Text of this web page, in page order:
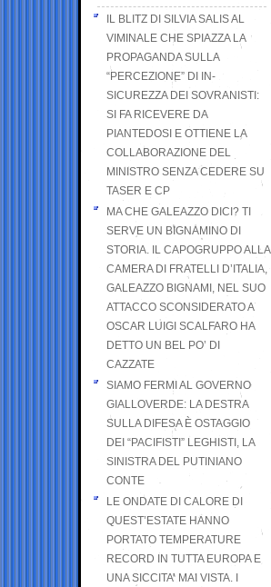
IL BLITZ DI SILVIA SALIS AL
VIMINALE CHE SPIAZZA LA
PROPAGANDA SULLA
“PERCEZIONE” DI IN-
SICUREZZA DEI SOVRANISTI:
SI FA RICEVERE DA
PIANTEDOSI E OTTIENE LA
COLLABORAZIONE DEL
MINISTRO SENZA CEDERE SU
TASER E CP
MA CHE GALEAZZO DICI? TI
SERVE UN BIGNAMINO DI
STORIA. IL CAPOGRUPPO ALLA
CAMERA DI FRATELLI D’ITALIA,
GALEAZZO BIGNAMI, NEL SUO
ATTACCO SCONSIDERATO A
OSCAR LUIGI SCALFARO HA
DETTO UN BEL PO’ DI
CAZZATE
SIAMO FERMI AL GOVERNO
GIALLOVERDE: LA DESTRA
SULLA DIFESA È OSTAGGIO
DEI “PACIFISTI” LEGHISTI, LA
SINISTRA DEL PUTINIANO
CONTE
LE ONDATE DI CALORE DI
QUEST’ESTATE HANNO
PORTATO TEMPERATURE
RECORD IN TUTTA EUROPA E
UNA SICCITA’ MAI VISTA. I